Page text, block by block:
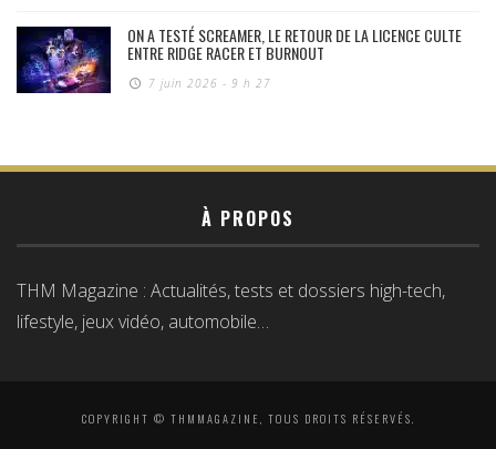
ON A TESTÉ SCREAMER, LE RETOUR DE LA LICENCE CULTE
ENTRE RIDGE RACER ET BURNOUT
7 juin 2026 - 9 h 27
À PROPOS
THM Magazine : Actualités, tests et dossiers high-tech,
lifestyle, jeux vidéo, automobile…
COPYRIGHT © THMMAGAZINE, TOUS DROITS RÉSERVÉS.